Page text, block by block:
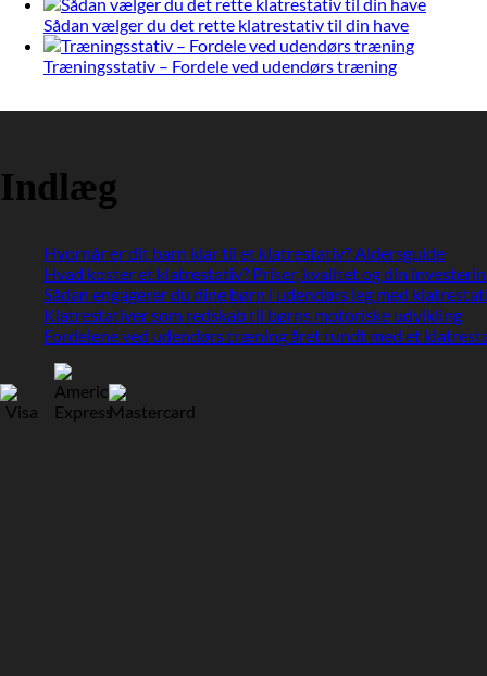
Sådan vælger du det rette klatrestativ til din have
Træningsstativ – Fordele ved udendørs træning
Indlæg
Hvornår er dit barn klar til et klatrestativ? Aldersguide
Hvad koster et klatrestativ? Priser, kvalitet og din
Sådan engagerer du dine børn i udendørs leg med
Klatrestativer som redskab til børns motoriske udvikling
Fordelene ved udendørs træning året rundt med et